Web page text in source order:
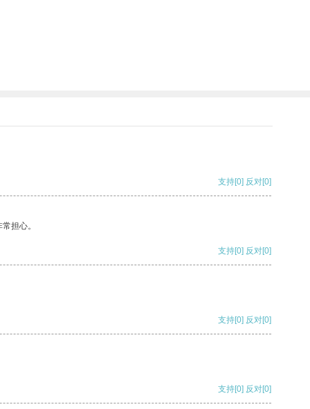
支持[0] 反对[0]
担心。
支持[0] 反对[0]
支持[0] 反对[0]
支持[0] 反对[0]